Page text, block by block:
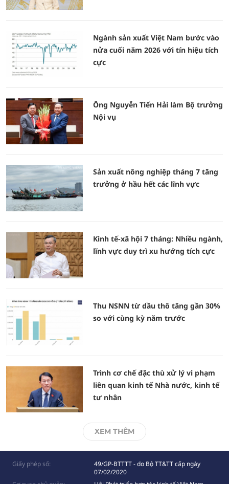
Ngành sản xuất Việt Nam bước vào
nửa cuối năm 2026 với tín hiệu tích
cực
Ông Nguyễn Tiến Hải làm Bộ trưởng
Nội vụ
Sản xuất nông nghiệp tháng 7 tăng
trưởng ở hầu hết các lĩnh vực
Kinh tế-xã hội 7 tháng: Nhiều ngành,
lĩnh vực duy trì xu hướng tích cực
Thu NSNN từ dầu thô tăng gần 30%
so với cùng kỳ năm trước
Trình cơ chế đặc thù xử lý vi phạm
liên quan kinh tế Nhà nước, kinh tế
tư nhân
XEM THÊM
Giấy phép số:
49/GP-BTTTT - do Bộ TT&TT cấp ngày
07/02/2020